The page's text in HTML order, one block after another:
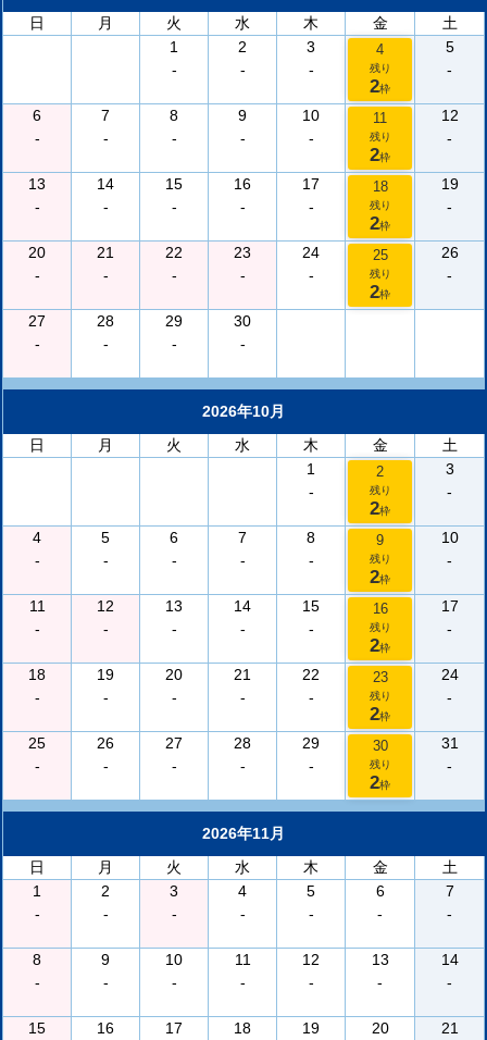
日
月 火 水 木 金
土
1
-
2
-
3
-
4
残り
2枠
5
-
6
-
7
-
8
-
9
-
10
-
11
残り
2枠
12
-
13
-
14
-
15
-
16
-
17
-
18
残り
2枠
19
-
20
-
21
-
22
-
23
-
24
-
25
残り
2枠
26
-
27
-
28
-
29
-
30
-
2026年10月
日
月 火 水 木 金
土
1
-
2
残り
2枠
3
-
4
-
5
-
6
-
7
-
8
-
9
残り
2枠
10
-
11
-
12
-
13
-
14
-
15
-
16
残り
2枠
17
-
18
-
19
-
20
-
21
-
22
-
23
残り
2枠
24
-
25
-
26
-
27
-
28
-
29
-
30
残り
2枠
31
-
2026年11月
日
月 火 水 木 金
土
1
-
2
-
3
-
4
-
5
-
6
-
7
-
8
-
9
-
10
-
11
-
12
-
13
-
14
-
15 16 17 18 19 20 21